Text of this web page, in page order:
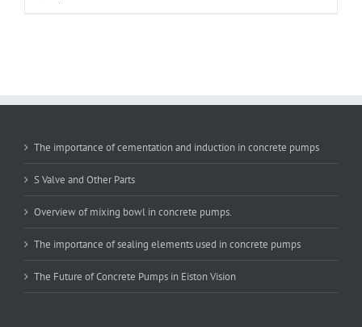
The importance of cementation and induction in concrete pumps
S Valve and Other Parts
Overview of mixing bowl in concrete pumps.
The importance of sealing elements used in concrete pumps
The Future of Concrete Pumps in Eiston Vision